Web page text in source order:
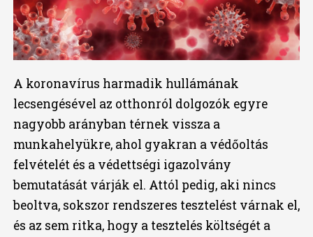
A koronavírus harmadik hullámának
lecsengésével az otthonról dolgozók egyre
nagyobb arányban térnek vissza a
munkahelyükre, ahol gyakran a védőoltás
felvételét és a védettségi igazolvány
bemutatását várják el. Attól pedig, aki nincs
beoltva, sokszor rendszeres tesztelést várnak el,
és az sem ritka, hogy a tesztelés költségét a